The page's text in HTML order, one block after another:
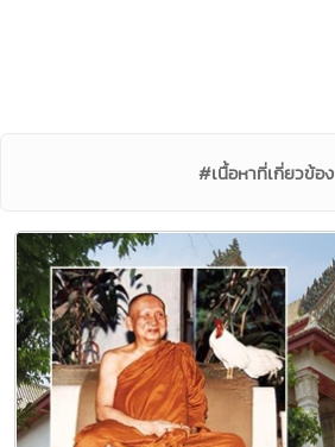
#เนื้อหาที่เกี่ยวข้อง